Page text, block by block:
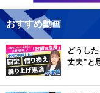
おすすめ動画
どうし
丈夫”と